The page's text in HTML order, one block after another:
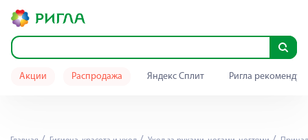
Акции Распродажа Яндекс Сплит Ригла